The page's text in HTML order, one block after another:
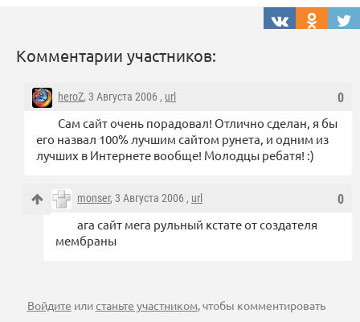
Комментарии участников:
0
heroZ, 3 Августа 2006 , url
Сам сайт очень порадовал! Отлично сделан, я бы
его назвал 100% лучшим сайтом рунета, и одним из
лучших в Интернете вообще! Молодцы ребатя! :)
0
monser, 3 Августа 2006 , url
ага сайт мега рульный кстате от создателя
мембраны
Войдите илистаньте участником, чтобы комментировать